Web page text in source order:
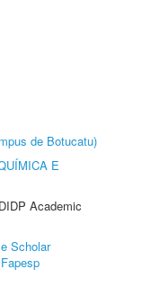
de Botucatu)
E
Academic
Scholar
Fapesp